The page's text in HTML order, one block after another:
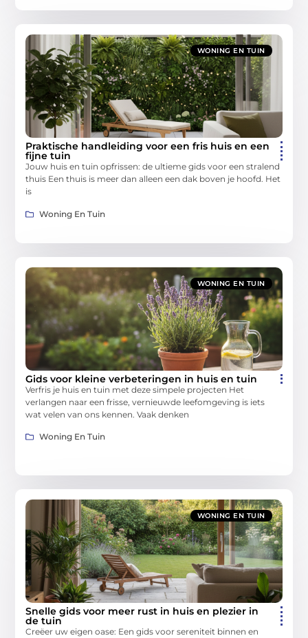
WONING EN TUIN
Praktische handleiding voor een fris huis en een
fijne tuin
Jouw huis en tuin opfrissen: de ultieme gids voor een stralend
thuis Een thuis is meer dan alleen een dak boven je hoofd. Het
is
Woning En Tuin
WONING EN TUIN
Gids voor kleine verbeteringen in huis en tuin
Verfris je huis en tuin met deze simpele projecten Het
verlangen naar een frisse, vernieuwde leefomgeving is iets
wat velen van ons kennen. Vaak denken
Woning En Tuin
WONING EN TUIN
Snelle gids voor meer rust in huis en plezier in
de tuin
Creëer uw eigen oase: Een gids voor sereniteit binnen en